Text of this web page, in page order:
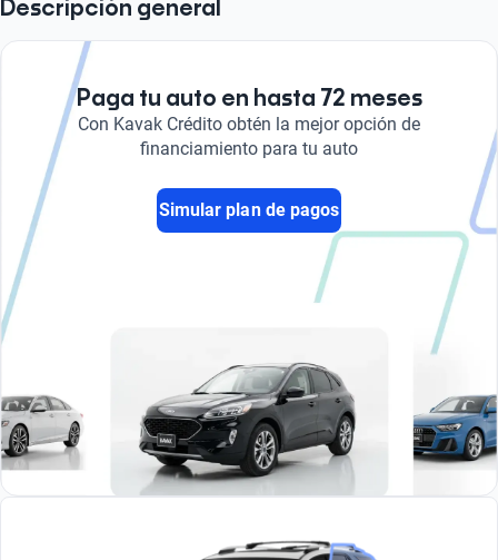
Descripción general
Paga tu auto en hasta 72 meses
Con Kavak Crédito obtén la mejor opción de
financiamiento para tu auto
Simular plan de pagos